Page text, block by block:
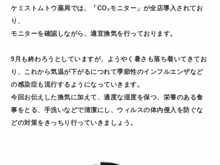
ケミストムトウ薬局では、「CO₂モニター」が全店導入されてお
り、
モニターを確認しながら、適宜換気を行っております。
9月も終わろうとしていますが、ようやく暑さも落ち着いてきてお
り、これから気温が下がるにつれて季節性のインフルエンザなど
の感染症も流行するようになっていきます。
今回お伝えした換気に加えて、適度な湿度を保つ、栄養のある食
事をとる、手洗いなどで清潔にし、ウィルスの体内侵入を防ぐな
どの対策をきっちり行っていきましょう。